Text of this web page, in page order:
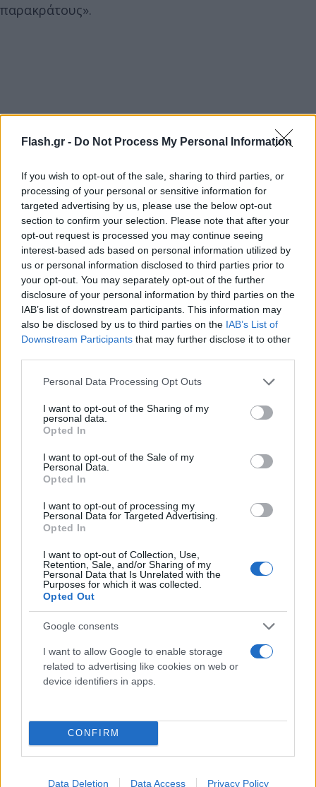
Flash.gr - Do Not Process My Personal Information
If you wish to opt-out of the sale, sharing to third parties, or
processing of your personal or sensitive information for
targeted advertising by us, please use the below opt-out
section to confirm your selection. Please note that after your
opt-out request is processed you may continue seeing
interest-based ads based on personal information utilized by
us or personal information disclosed to third parties prior to
your opt-out. You may separately opt-out of the further
disclosure of your personal information by third parties on the
IAB’s list of downstream participants. This information may
also be disclosed by us to third parties on the IAB’s List of
Downstream Participants that may further disclose it to other
Please note that this website/app uses one or more Google
not limited to your visit or usage behaviour. You may click to
grant or deny consent to Google and its third-party tags to
use your data for below specified purposes in below Google
consent section.
Personal Data Processing Opt Outs
I want to opt-out of the Sharing of my
personal data.
Opted In
I want to opt-out of the Sale of my
Personal Data.
Opted In
I want to opt-out of processing my
Personal Data for Targeted Advertising.
Opted In
I want to opt-out of Collection, Use,
Retention, Sale, and/or Sharing of my
Personal Data that Is Unrelated with the
Purposes for which it was collected.
Opted Out
Google consents
I want to allow Google to enable storage
related to advertising like cookies on web or
device identifiers in apps.
CONFIRM
Data Deletion Data Access Privacy Policy
παρακράτους».
Και προσέθεσε πως είναι ξεκάθαρο ότι «στόχος της
Νέας Δημοκρατίας είναι η συγκάλυψη, η συσκότιση,
να μην αποκαλυφθεί η αλήθεια».
Στη συνέχεια, ο Μιχάλης Κατρίνης αναρωτήθηκε
για ποιο λόγο δεν καλούνται στην Επιτροπή:
αρμοδιότητα της ΕΥΠ.
υπόθεσης.
»3ον) Οι Υπουργοί κ.κ. Γεραπετρίτης και
Πιερρακάκης.